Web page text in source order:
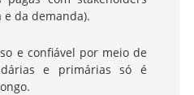
da demanda).
e confiável por meio de
e primárias só é